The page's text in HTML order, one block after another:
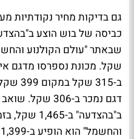
גם בדיקות מחיר נקודתיות
שקל. מכונת נספרסו מדגם
ב-
דגם נמכר ב-306
ב"בהצדעה"